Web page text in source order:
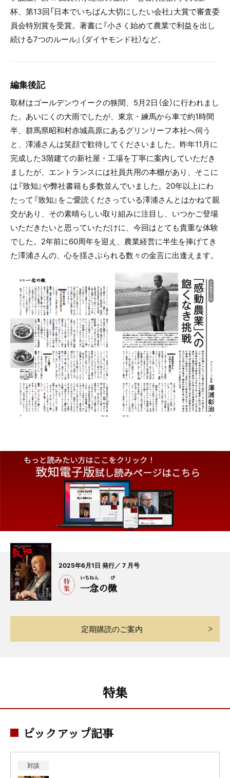
杯、第13回「日本でいちばん大切にしたい会社」大賞で審査委
員会特別賞を受賞。著書に『小さく始めて農業で利益を出し
続ける7つのルール』（ダイヤモンド社）など。
編集後記
取材はゴールデンウイークの狭間、5月2日（金）に行われまし
た。あいにくの大雨でしたが、東京・練馬から車で約1時間
半、群馬県昭和村赤城高原にあるグリンリーフ本社へ伺う
と、澤浦さんは笑顔で歓待してくださいました。昨年11月に
完成した3階建ての新社屋・工場を丁寧に案内していただき
ましたが、エントランスには社員共用の本棚があり、そこに
は『致知』や弊社書籍も多数並んでいました。20年以上にわ
たって『致知』をご愛読くださっている澤浦さんとはかねて親
交があり、その素晴らしい取り組みに注目し、いつかご登場
いただきたいと思っていただけに、今回はとても貴重な体験
でした。2年前に60周年を迎え、農業経営に半生を捧げてき
た澤浦さんの、心を揺さぶられる数々の金言に出逢えます。
2025年6月1日 発行／ 7 月号
一
いち
念
ねん
の微
び
定期購読のご案内
特集
ピックアップ記事
対談